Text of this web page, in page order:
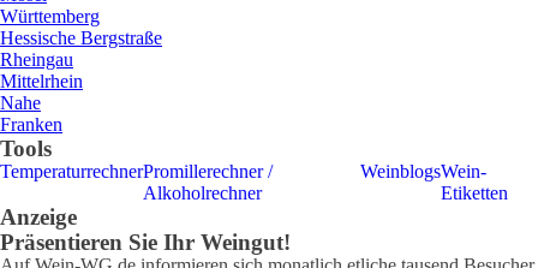
Württemberg
Hessische Bergstraße
Rheingau
Mittelrhein
Nahe
Franken
Tools
TemperaturrechnerPromillerechner /
Alkoholrechner
WeinblogsWein-
Etiketten
Anzeige
Präsentieren Sie Ihr Weingut!